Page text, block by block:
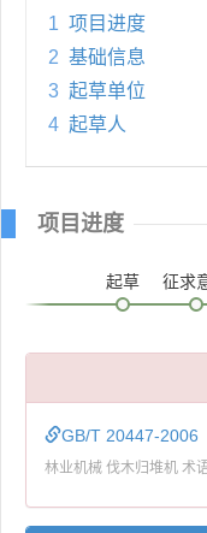
1 项目进度
2 基础信息
3 起草单位
4 起草人
项目进度
起草 征求
GB/T 20447-2006
林业机械 伐木归堆机 术